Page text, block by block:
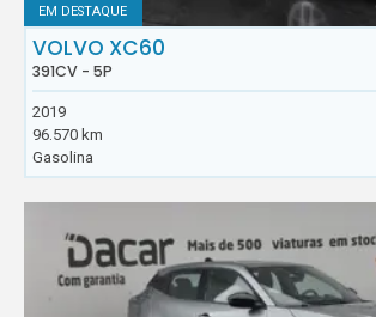
EM DESTAQUE
VOLVO XC60
391CV - 5P
2019
96.570 km
Gasolina